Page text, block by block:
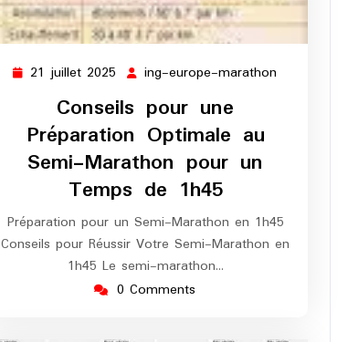
21 juillet 2025 21
juillet
2025
ing-europe-marathon
Conseils pour une
Préparation Optimale au
Semi-Marathon pour un
Temps de 1h45
Préparation pour un Semi-Marathon en 1h45
Conseils pour Réussir Votre Semi-Marathon en
1h45 Le semi-marathon…
0 Comments